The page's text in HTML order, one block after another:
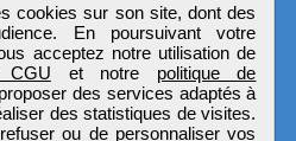
cookies sur son site, dont des
En poursuivant votre
acceptez notre utilisation de
et notre politique de
des services adaptés à
des statistiques de visites.
ou de personnaliser vos